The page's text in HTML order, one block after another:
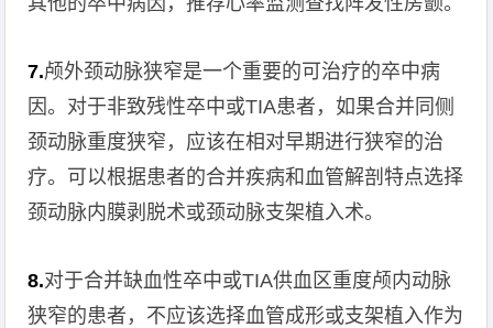
7.颅外颈动脉狭窄是一个重要的可治疗的卒中病
因。对于非致残性卒中或TIA患者，如果合并同侧
颈动脉重度狭窄，应该在相对早期进行狭窄的治
疗。可以根据患者的合并疾病和血管解剖特点选择
颈动脉内膜剥脱术或颈动脉支架植入术。
8.对于合并缺血性卒中或TIA供血区重度颅内动脉
狭窄的患者，不应该选择血管成形或支架植入作为